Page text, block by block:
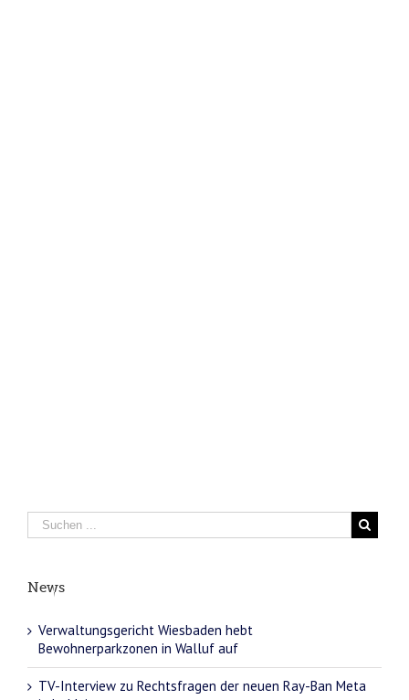
News
Verwaltungsgericht Wiesbaden hebt
Bewohnerparkzonen in Walluf auf
TV-Interview zu Rechtsfragen der neuen Ray-Ban Meta